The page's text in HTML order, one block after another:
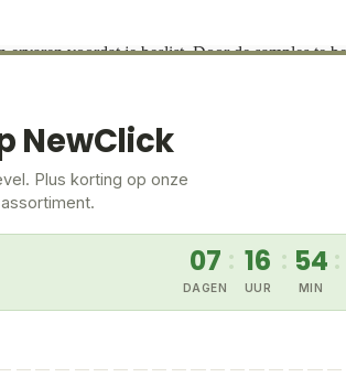
NewClick
Plus korting op onze
07
DAGEN
: 16
UUR
: 54
MIN
:
voordat je beslist. Door de samples te
vanwege hun weerbestendigheid en